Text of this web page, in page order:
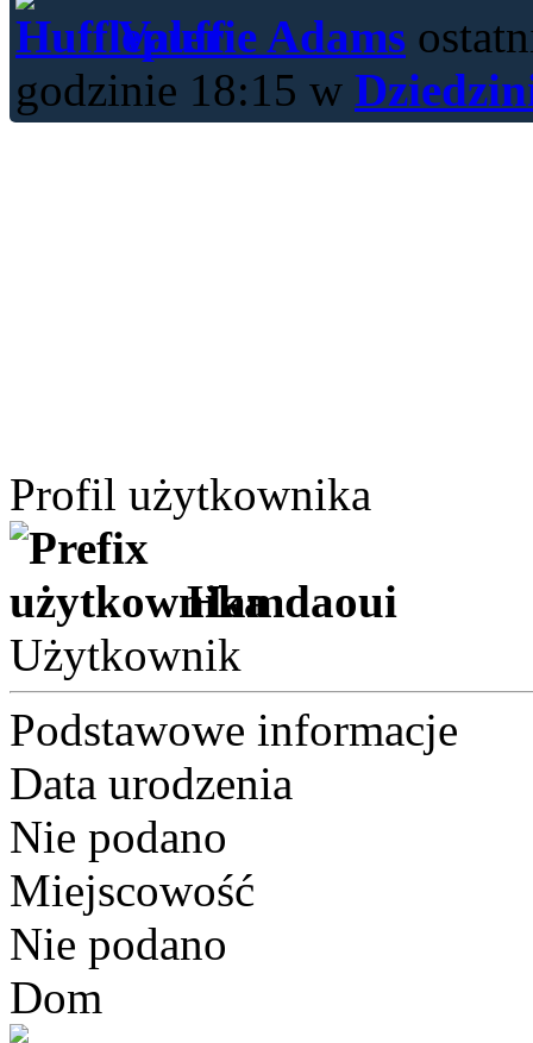
Valerie Adams
godzinie 18:15 w
Profil użytkownika
Hamdaoui
Użytkownik
Podstawowe informacje
Data urodzenia
Nie podano
Miejscowość
Nie podano
Dom